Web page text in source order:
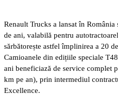
Renault Trucks a lansat în
de ani, valabilă pentru
sărbătorește astfel împlinirea a 20
Camioanele din edițiile speciale
ani beneficiază de service complet
km pe an), prin intermediul
Excellence.